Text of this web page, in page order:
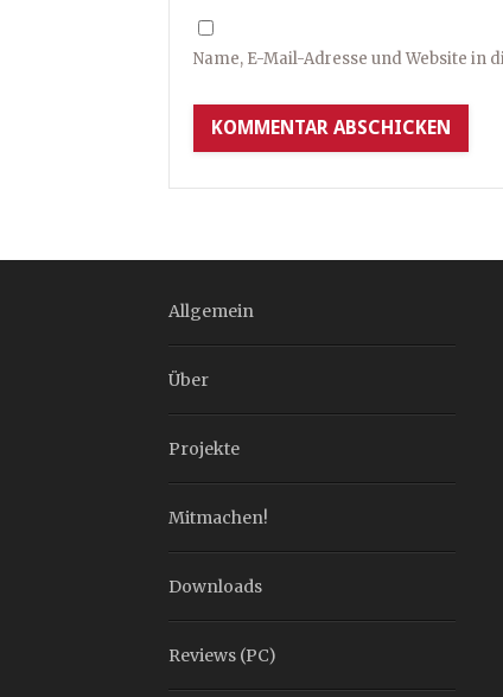
Name, E-Mail-Adresse und Website
Allgemein
Über
Projekte
Mitmachen!
Downloads
Reviews (PC)